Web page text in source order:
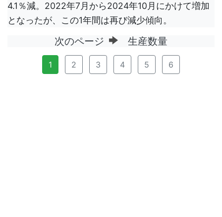
4.1％減。2022年7月から2024年10月にかけて増加
となったが、この1年間は再び減少傾向。
次のページ 生産数量
1 2 3 4 5 6